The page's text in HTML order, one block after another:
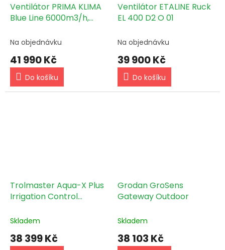
Ventilátor PRIMA KLIMA
Blue Line 6000m3/h,
(PK400/450-EC) v.2
Na objednávku
41 990 Kč
Do košíku
Ventilátor ETALINE Ruck
EL 400 D2 O 01
Na objednávku
39 900 Kč
Do košíku
Trolmaster Aqua-X Plus
Irrigation Control
Skladem
38 399 Kč
Grodan GroSens
Gateway Outdoor
Skladem
38 103 Kč